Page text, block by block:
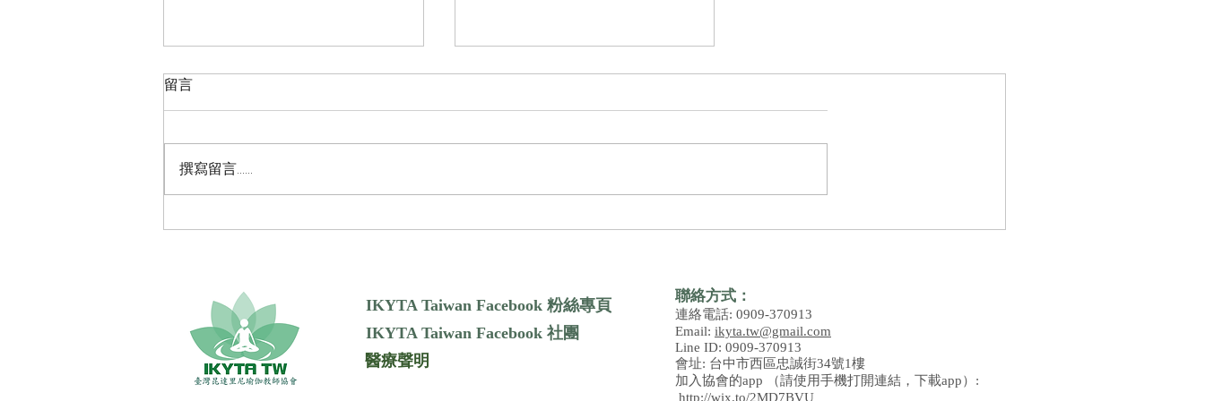
留言
撰寫留言......
IKYTA Taiwan Facebook 粉絲專頁
IKYTA Taiwan Facebook 社團
醫療聲明
聯絡方式：
連絡電話: 0909-370913
Email: ikyta.tw@gmail.com
Line ID: 0909-370913
會址: 台中市西區忠誠街34號1樓
加入協會的app （請使用手機打開連結，下載app）:
http://wix.to/2MD7BVU